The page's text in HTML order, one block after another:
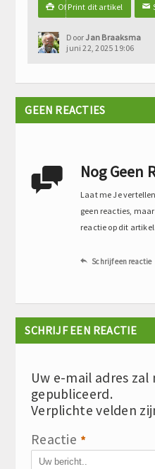
 Of Print dit artikel ✉
DoorJan Braaksma
juni 22, 2025 19:06
GEEN REACTIES
 Nog Geen
Laat me Je
geen reacties,
reactie op dit artikel.
 Schrijf een reactie
SCHRIJF EEN REACTIE
Uw e-mail adres
gepubliceerd.
Verplichte velden
Reactie *